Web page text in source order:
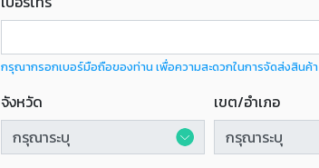
กรุณากรอกเบอร์มือถือของท่าน เพื่อความสะดวกในการจัดส่งสินค้า
จังหวัด เขต/อำเภอ